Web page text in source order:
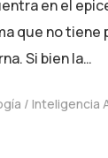
en el
que no
Si bien la…
Inteligencia